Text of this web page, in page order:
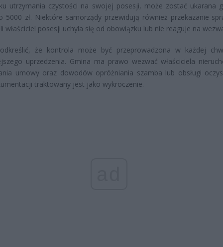
utrzymania czystości na swojej posesji, może zostać ukarana
5000 zł. Niektóre samorządy przewidują również przekazanie
właściciel posesji uchyla się od obowiązku lub nie reaguje na
że kontrola może być przeprowadzona w każdej
uprzedzenia. Gmina ma prawo wezwać właściciela
umowy oraz dowodów opróżniania szamba lub obsługi
traktowany jest jako wykroczenie.